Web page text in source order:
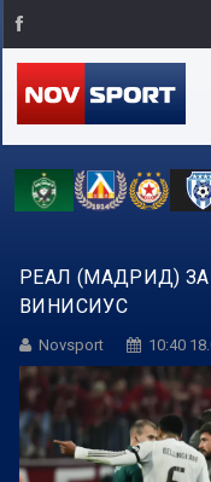
РЕАЛ (МАДРИД)
ВИНИСИУС
Novsport 10:40